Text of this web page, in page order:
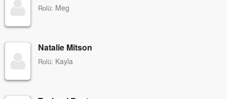
Rolü: Meg
Natalie Mitson
Rolü: Kayla